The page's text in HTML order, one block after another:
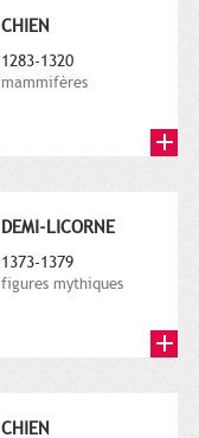
CHIEN
1283-1320
mammifères
DEMI-LICORNE
1373-1379
figures mythiques
CHIEN